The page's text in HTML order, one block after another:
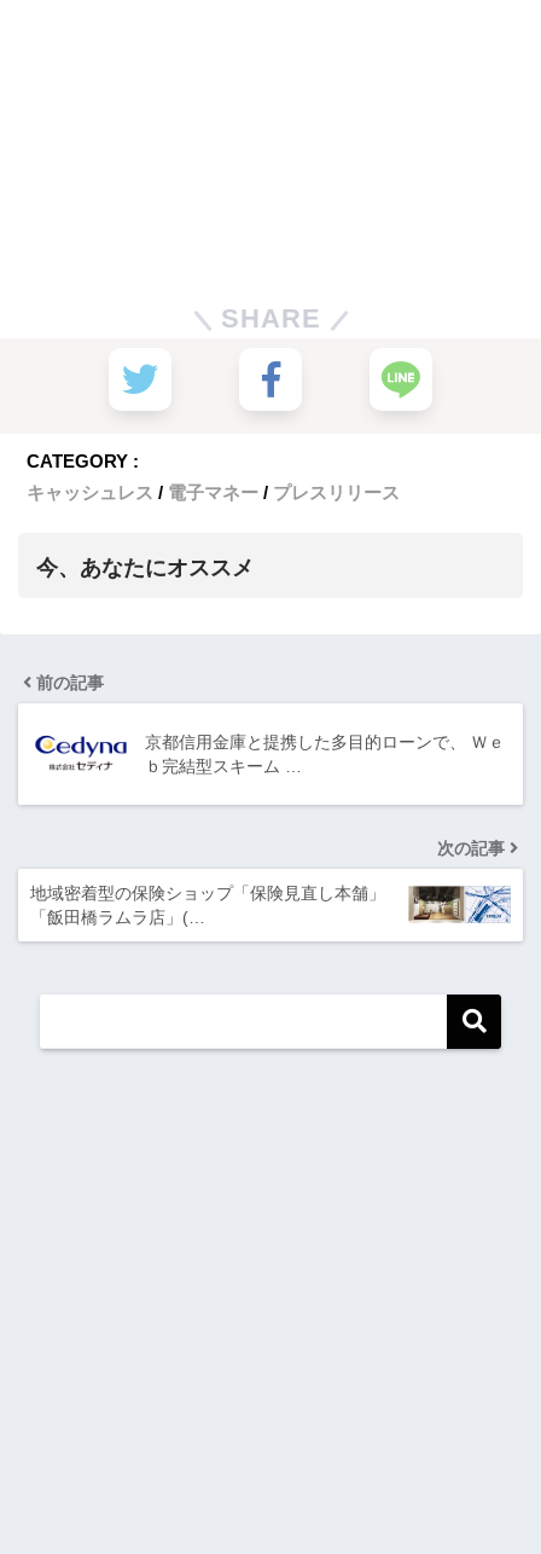
SHARE
CATEGORY :
キャッシュレス
電子マネー プレスリリース
今、あなたにオススメ
前の記事
京都信用金庫と提携した多目的ローンで、 Ｗｅ
ｂ完結型スキーム …
次の記事
地域密着型の保険ショップ「保険見直し本舗」
「飯田橋ラムラ店」(…